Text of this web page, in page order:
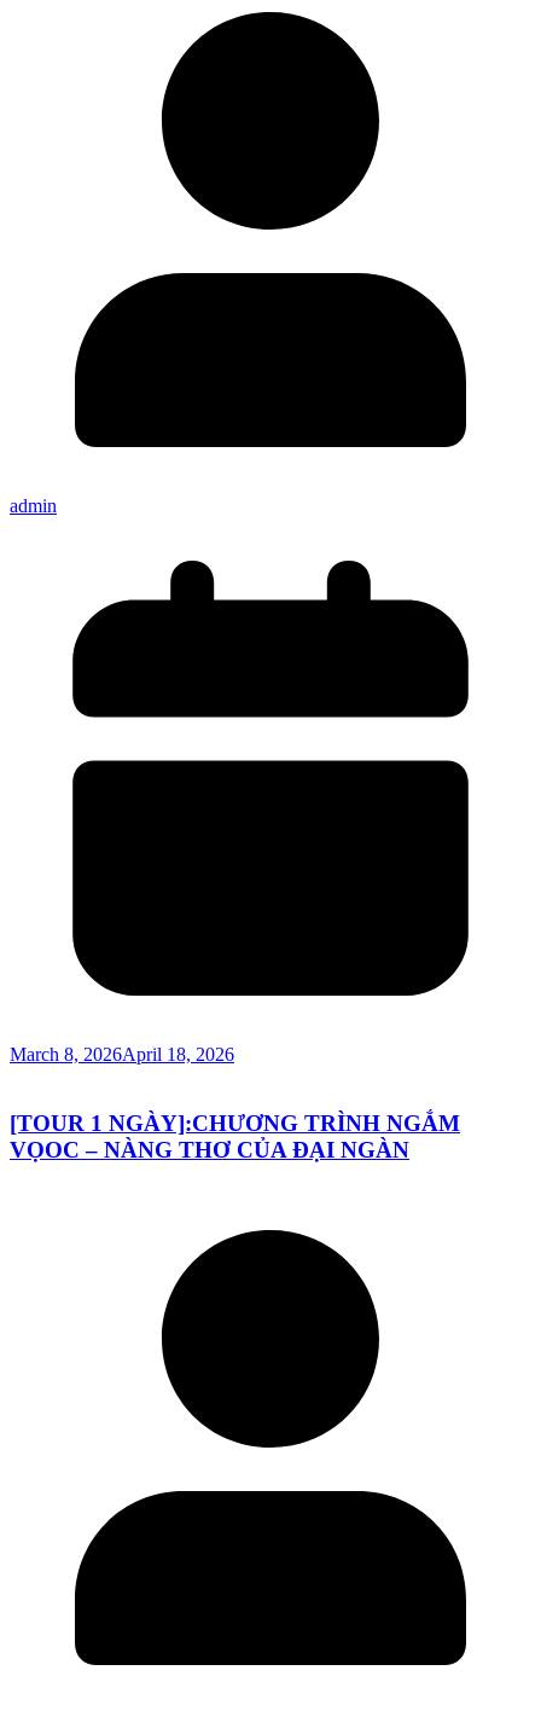
admin
March 8, 2026April 18, 2026
[TOUR 1 NGÀY]:CHƯƠNG TRÌNH NGẮM
VỌOC – NÀNG THƠ CỦA ĐẠI NGÀN